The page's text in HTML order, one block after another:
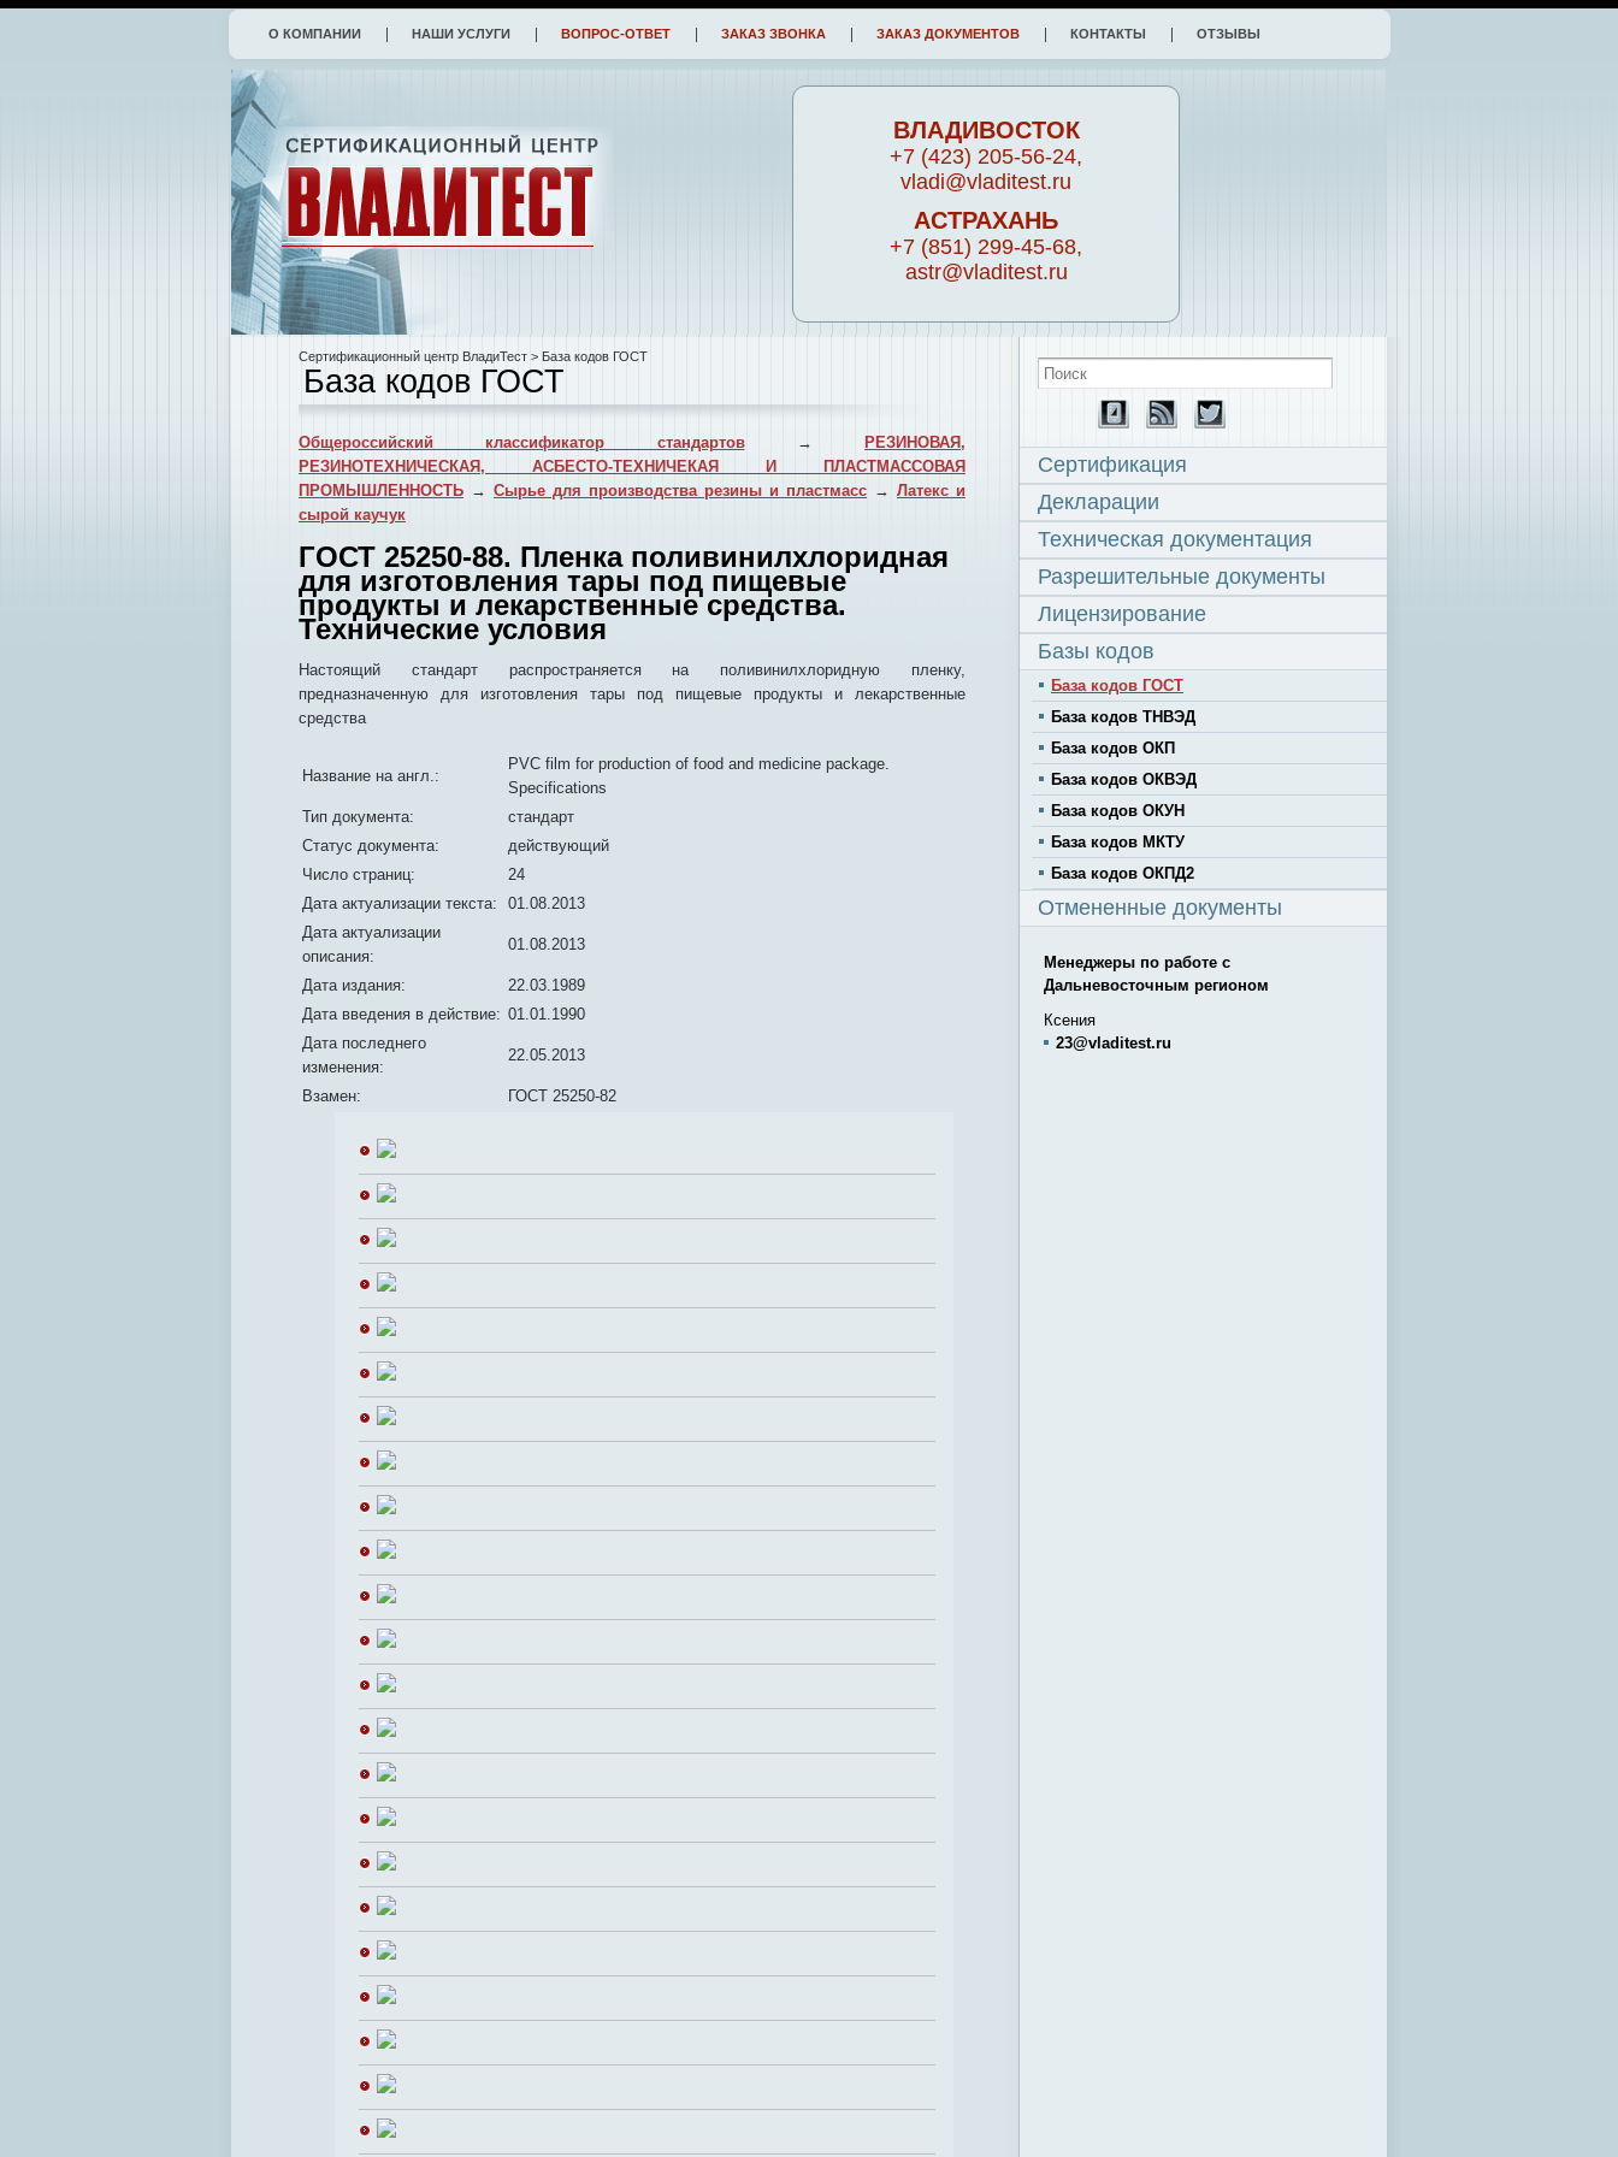
О КОМПАНИИ НАШИ УСЛУГИ ВОПРОС-ОТВЕТ ЗАКАЗ ЗВОНКА ЗАКАЗ ДОКУМЕНТОВ КОНТАКТЫ ОТЗЫВЫ
ВЛАДИВОСТОК
+7 (423) 205-56-24,
vladi@vladitest.ru
АСТРАХАНЬ
+7 (851) 299-45-68,
astr@vladitest.ru
Сертификационный центр ВладиТест > База кодов ГОСТ
База кодов ГОСТ
Общероссийский классификатор стандартов→
РЕЗИНОВАЯ,
РЕЗИНОТЕХНИЧЕСКАЯ, АСБЕСТО-ТЕХНИЧЕКАЯ И ПЛАСТМАССОВАЯ
ПРОМЫШЛЕННОСТЬ → Сырье для производства резины и пластмасс → Латекс и
сырой каучук
ГОСТ 25250-88. Пленка поливинилхлоридная
для изготовления тары под пищевые
продукты и лекарственные средства.
Технические условия
Настоящий стандарт распространяется на поливинилхлоридную пленку,
предназначенную для изготовления тары под пищевые продукты и лекарственные
средства
Название на англ.:
PVC film for production of food and medicine package.
Specifications
Тип документа:
стандарт
Статус документа:
действующий
Число страниц:
24
Дата актуализации текста:
01.08.2013
Дата актуализации
описания:
01.08.2013
Дата издания:
22.03.1989
Дата введения в действие: 01.01.1990
Дата последнего
изменения:
22.05.2013
Взамен: ГОСТ 25250-82
Сертификация
Декларации
Техническая документация
Разрешительные документы
Лицензирование
Базы кодов
База кодов ГОСТ
База кодов ТНВЭД
База кодов ОКП
База кодов ОКВЭД
База кодов ОКУН
База кодов МКТУ
База кодов ОКПД2
Отмененные документы
Менеджеры по работе с
Дальневосточным регионом
Ксения
23@vladitest.ru